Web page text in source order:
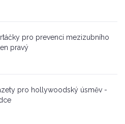
pro prevenci mezizubního
pravý
pro hollywoodský úsměv -